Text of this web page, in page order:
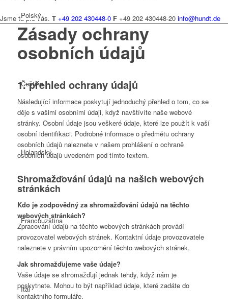
Polský
Čeština
Holandský
Francouzština
Ital
Jsme tu pro vás. T +49 202 430448-0 F +49 202 430448-20 info@hundt.de
Zásady ochrany
osobních údajů
1. přehled ochrany údajů
Následující informace poskytují jednoduchý přehled o tom, co se
děje s vašimi osobními údaji, když navštívíte naše webové
stránky. Osobní údaje jsou veškeré údaje, které lze použít k vaší
osobní identifikaci. Podrobné informace o předmětu ochrany
osobních údajů naleznete v našem prohlášení o ochraně
osobních údajů uvedeném pod tímto textem.
Shromažďování údajů na našich webových
stránkách
Kdo je zodpovědný za shromažďování údajů na těchto
webových stránkách?
Zpracování údajů na těchto webových stránkách provádí
provozovatel webových stránek. Kontaktní údaje provozovatele
naleznete v právním upozornění těchto webových stránek.
Jak shromažďujeme vaše údaje?
Vaše údaje se shromažďují jednak tehdy, když nám je
poskytnete. Mohou to být například údaje, které zadáte do
kontaktního formuláře.